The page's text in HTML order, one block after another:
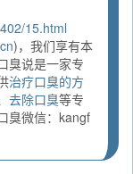
15.html
)，我们享有本
臭说是一家专
治疗口臭的方
去除口臭等专
臭微信：kangf